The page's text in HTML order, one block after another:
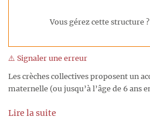
Vous gérez cette structure ?
⚠️ Signaler une erreur
Les crèches collectives proposent un
maternelle (ou jusqu’à l’âge de 6 ans
Lire la suite